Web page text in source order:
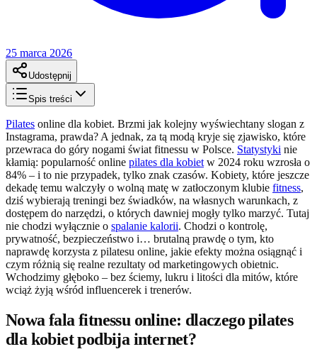
25 marca 2026
Udostępnij
Spis treści
Pilates online dla kobiet. Brzmi jak kolejny wyświechtany slogan z
Instagrama, prawda? A jednak, za tą modą kryje się zjawisko, które
przewraca do góry nogami świat fitnessu w Polsce. Statystyki nie
kłamią: popularność online pilates dla kobiet w 2024 roku wzrosła o
84% – i to nie przypadek, tylko znak czasów. Kobiety, które jeszcze
dekadę temu walczyły o wolną matę w zatłoczonym klubie fitness,
dziś wybierają treningi bez świadków, na własnych warunkach, z
dostępem do narzędzi, o których dawniej mogły tylko marzyć. Tutaj
nie chodzi wyłącznie o spalanie kalorii. Chodzi o kontrolę,
prywatność, bezpieczeństwo i… brutalną prawdę o tym, kto
naprawdę korzysta z pilatesu online, jakie efekty można osiągnąć i
czym różnią się realne rezultaty od marketingowych obietnic.
Wchodzimy głęboko – bez ściemy, lukru i litości dla mitów, które
wciąż żyją wśród influencerek i trenerów.
Nowa fala fitnessu online: dlaczego pilates
dla kobiet podbija internet?